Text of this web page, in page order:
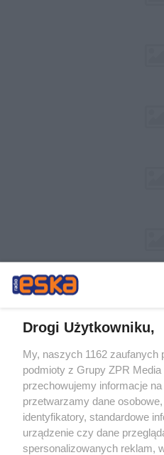
Żaden utwór zamieszczony w
rozpowszechniany lub dalej
tym także elektroniczny lub
eksploatacji w jakiejkolwiek formie,
Internecie bez pisemnej zgody
wykorzystanie utworów w całości
tzn. bez właściwej zgody, jest
ścigane prawnie.
Drogi Użytkowniku,
My, naszych 1162 zaufanych
podmioty z Grupy ZPR
przechowujemy informacje
przetwarzamy dane
identyfikatory, standardowe
urządzenie czy dane
spersonalizowanych reklam,